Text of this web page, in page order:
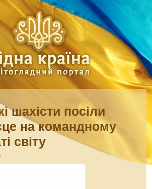
шахісти посіли
на командному
світу